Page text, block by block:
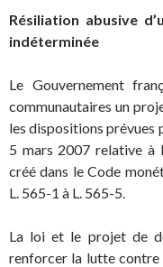
Résiliation abusive
indéterminée
Le Gouvernement
communautaires un
les dispositions prévues
5 mars 2007 relative à
créé dans le Code
L. 565-1 à L. 565-5.
La loi et le projet de
renforcer la lutte contre